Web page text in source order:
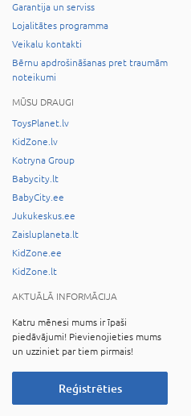
Garantija un serviss
Lojalitātes programma
Veikalu kontakti
Bērnu apdrošināšanas pret traumām
noteikumi
MŪSU DRAUGI
ToysPlanet.lv
KidZone.lv
Kotryna Group
Babycity.lt
BabyCity.ee
Jukukeskus.ee
Zaisluplaneta.lt
KidZone.ee
KidZone.lt
AKTUĀLĀ INFORMĀCIJA
Katru mēnesi mums ir īpaši
piedāvājumi! Pievienojieties mums
un uzziniet par tiem pirmais!
Reģistrēties